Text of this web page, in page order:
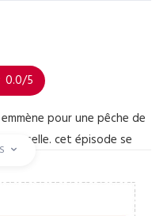
0.0/5
pour une pêche de
Moselle. cet épisode se
et le niveau de l'eau est